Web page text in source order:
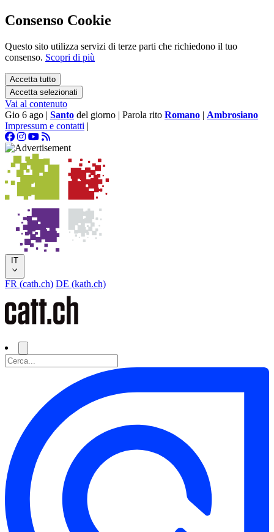
Consenso Cookie
Questo sito utilizza servizi di terze parti che richiedono il tuo
consenso. Scopri di più
Accetta tutto
Accetta selezionati
Vai al contenuto
Gio 6 ago | Santo del giorno | Parola rito Romano | Ambrosiano
Impressum e contatti |
IT
FR (cath.ch) DE (kath.ch)